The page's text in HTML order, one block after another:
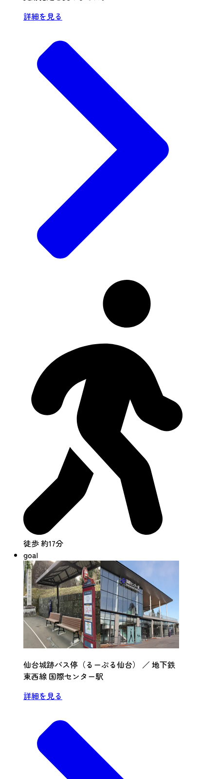
詳細を見る
徒歩 約17分
goal
仙台城跡バス停（るーぷる仙台） ／ 地下鉄
東西線 国際センター駅
詳細を見る